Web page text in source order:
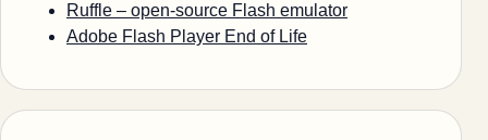
Ruffle – open-source Flash emulator
Adobe Flash Player End of Life